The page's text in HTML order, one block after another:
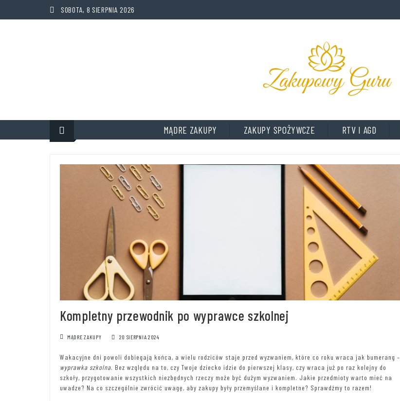
SOBOTA, 8 SIERPNIA 2026
MĄDRE ZAKUPY ZAKUPY SPOŻYWCZE RTV I AGD
Kompletny przewodnik po wyprawce szkolnej
MĄDRE ZAKUPY 20 SIERPNIA 2024
Wakacyjne dni powoli dobiegają końca, a wielu rodziców staje przed wyzwaniem, które co roku wraca jak bumerang –
wyprawka szkolna. Bez względu na to, czy Twoje dziecko idzie do pierwszej klasy, czy wraca już po raz kolejny do
szkoły, przygotowanie wszystkich niezbędnych rzeczy może być dużym wyzwaniem. Jakie przedmioty warto mieć na
uwadze? Na co szczególnie zwrócić uwagę, aby zakupy były przemyślane i kompletne? Sprawdźmy to razem!